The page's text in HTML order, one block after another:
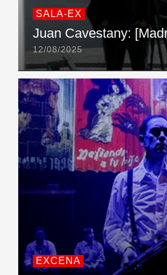
SALA-EX
Juan Cavestany:
12/08/2025
EXCENA